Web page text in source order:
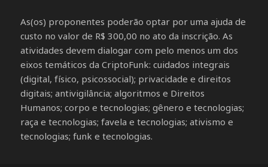
As(os) proponentes poderão optar por uma ajuda de
custo no valor de R$ 300,00 no ato da inscrição. As
atividades devem dialogar com pelo menos um dos
eixos temáticos da CriptoFunk: cuidados integrais
(digital, físico, psicossocial); privacidade e direitos
digitais; antivigilância; algoritmos e Direitos
Humanos; corpo e tecnologias; gênero e tecnologias;
raça e tecnologias; favela e tecnologias; ativismo e
tecnologias; funk e tecnologias.